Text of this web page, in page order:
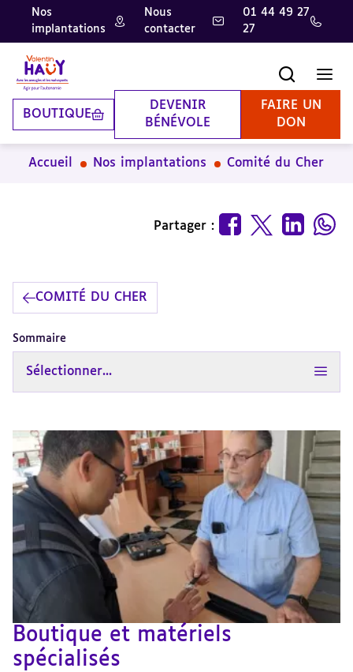
Aller
contenu
principal
Aller
pied
de
page
Aller
la
recherche
Nos
implantations
Nous
contacter
01 44 49 27
27
BOUTIQUE
DEVENIR
BÉNÉVOLE
FAIRE UN
DON
Accueil Nos implantations Comité du Cher
Partager :
COMITÉ DU CHER
Sommaire
Sélectionner...
Boutique et matériels
spécialisés